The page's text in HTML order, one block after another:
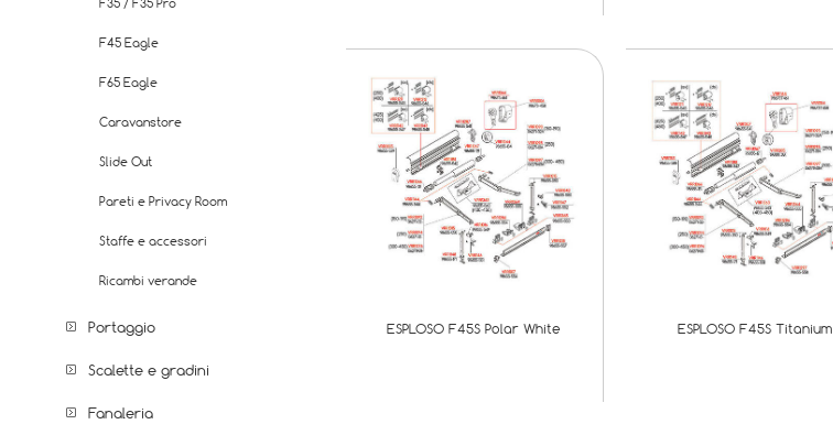
ESPLOSO F45S Polar White ESPLOSO F45S Titanium
F45 Eagle
F65 Eagle
Caravanstore
Slide Out
Pareti e Privacy Room
Staffe e accessori
Ricambi verande
Portaggio
Scalette e gradini
Fanaleria